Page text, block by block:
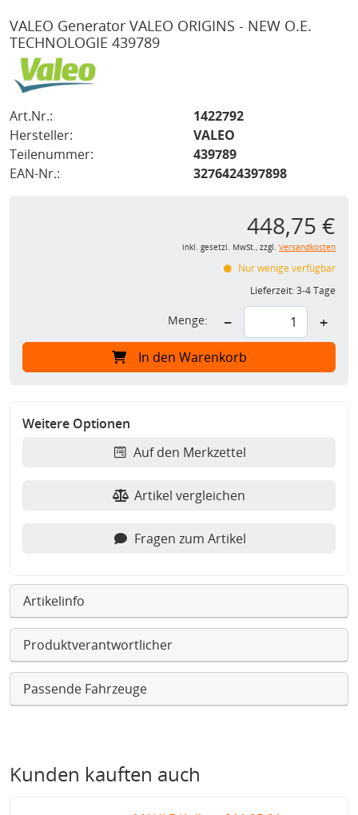
VALEO Generator VALEO ORIGINS - NEW O.E.
TECHNOLOGIE 439789
Art.Nr.:
1422792
Hersteller:
VALEO
Teilenummer:
439789
EAN-Nr.:
3276424397898
448,75 €
inkl. gesetzl. MwSt., zzgl. Versandkosten
Nur wenige verfügbar
Lieferzeit:3-4 Tage
Menge: − +
In den Warenkorb
Weitere Optionen
Auf den Merkzettel
Artikel vergleichen
Fragen zum Artikel
Artikelinfo
Produktverantwortlicher
Passende Fahrzeuge
Kunden kauften auch